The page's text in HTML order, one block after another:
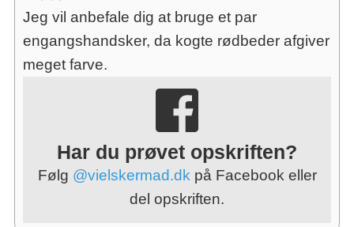
Jeg vil anbefale dig at bruge et par
engangshandsker, da kogte rødbeder afgiver
meget farve.
Har du prøvet opskriften?
Følg @vielskermad.dk på Facebook eller
del opskriften.